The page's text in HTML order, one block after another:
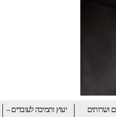
ושרותים
יעוץ ותמיכה לעובדים –